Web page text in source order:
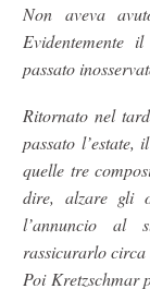
Non aveva
Evidentemente
passato
Ritornato nel
passato l’estate,
quelle tre
dire, alzare gli
l’annuncio al
rassicurarlo circa
Poi Kretzschmar